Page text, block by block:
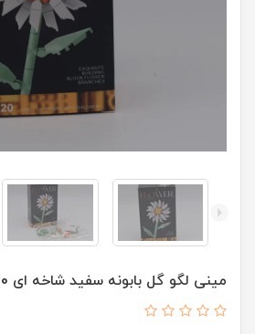
مینی لگو گل بابونه سفید شاخه ای 5020